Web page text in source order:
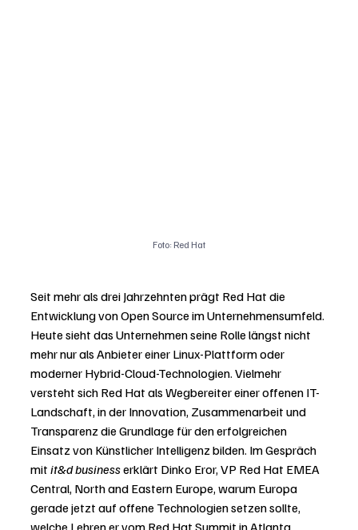
Foto: Red Hat
Seit mehr als drei Jahrzehnten prägt Red Hat die
Entwicklung von Open Source im Unternehmensumfeld.
Heute sieht das Unternehmen seine Rolle längst nicht
mehr nur als Anbieter einer Linux-Plattform oder
moderner Hybrid-Cloud-Technologien. Vielmehr
versteht sich Red Hat als Wegbereiter einer offenen IT-
Landschaft, in der Innovation, Zusammenarbeit und
Transparenz die Grundlage für den erfolgreichen
Einsatz von Künstlicher Intelligenz bilden. Im Gespräch
mit it&d business erklärt Dinko Eror, VP Red Hat EMEA
Central, North and Eastern Europe, warum Europa
gerade jetzt auf offene Technologien setzen sollte,
welche Lehren er vom Red Hat Summit in Atlanta